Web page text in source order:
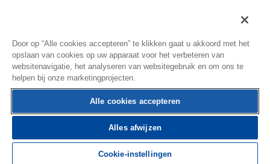
© 2025 Théa Pharma. All Rights Reserved. |
voorwaarden||Privacybeleid
Door op “Alle cookies accepteren” te klikken gaat u akkoord met het
opslaan van cookies op uw apparaat voor het verbeteren van
websitenavigatie, het analyseren van websitegebruik en om ons te
helpen bij onze marketingprojecten.
Alle cookies accepteren
Alles afwijzen
Cookie-instellingen